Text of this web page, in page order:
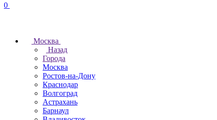
0
Москва
Назад
Города
Москва
Ростов-на-Дону
Краснодар
Волгоград
Астрахань
Барнаул